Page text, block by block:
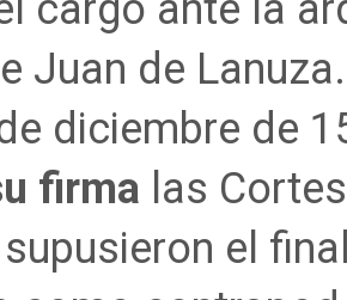
Juan de
diciembre de
firma las
el